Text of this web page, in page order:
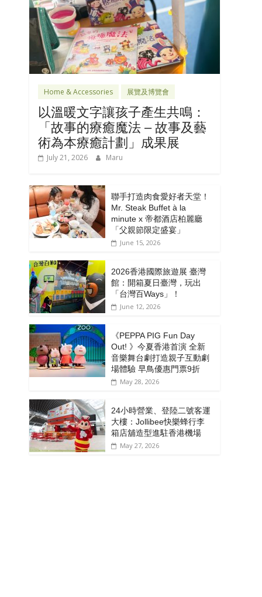
Home & Accessories 展覽及博覽會
以溫暖文字讓孩子產生共鳴：
「故事的療癒魔法 – 故事及藝
術為本療癒計劃」成果展
July 21, 2026 Maru
聯手打造肉食愛好者天堂！
Mr. Steak Buffet à la
minute x 帝都酒店柏麗廳
「⽗親節限定盛宴」
June 15, 2026
2026香港國際旅遊展 臺灣
館：開箱夏日臺灣，玩出
「台灣百Ways」！
June 12, 2026
《PEPPA PIG Fun Day
Out! 》今夏香港首演 全新
音樂舞台劇打造親子互動劇
場體驗 早鳥優惠門票9折
May 28, 2026
24小時營業、登陸二號客運
大樓：Jollibee快樂蜂行李
箱店舖造型進駐香港機場
May 27, 2026